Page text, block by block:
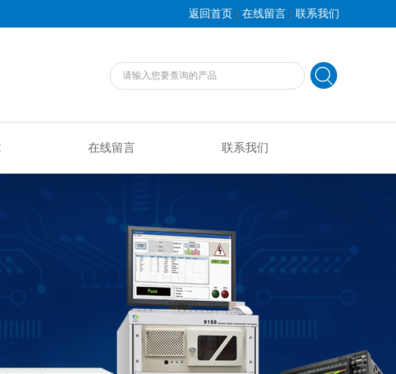
返回首页 | 在线留言 | 联系我们
在线留言 联系我们